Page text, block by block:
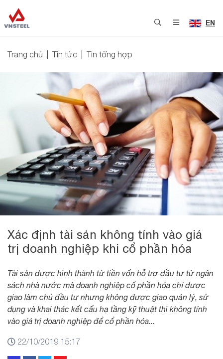
EN
Trang chủ Tin tức Tin tổng hợp
Xác định tài sản không tính vào giá
trị doanh nghiệp khi cổ phần hóa
Tài sản được hình thành từ tiền vốn hỗ trợ đầu tư từ ngân
sách nhà nước mà doanh nghiệp cổ phần hóa chỉ được
giao làm chủ đầu tư nhưng không được giao quản lý, sử
dụng và khai thác kết cấu hạ tầng kỹ thuật thì không tính
vào giá trị doanh nghiệp để cổ phần hóa...
22/10/2019 15:17